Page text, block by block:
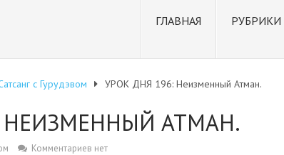
ГЛАВНАЯ РУБРИКИ
с Гурудэвом УРОК ДНЯ 196: Неизменный Атман.
НЕИЗМЕННЫЙ АТМАН.
Комментариев нет